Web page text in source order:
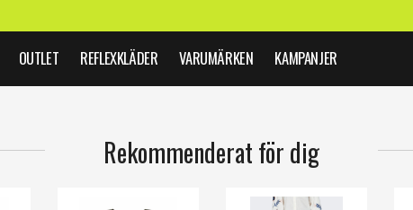
OUTLET REFLEXKLÄDER VARUMÄRKEN KAMPANJER
Rekommenderat för dig